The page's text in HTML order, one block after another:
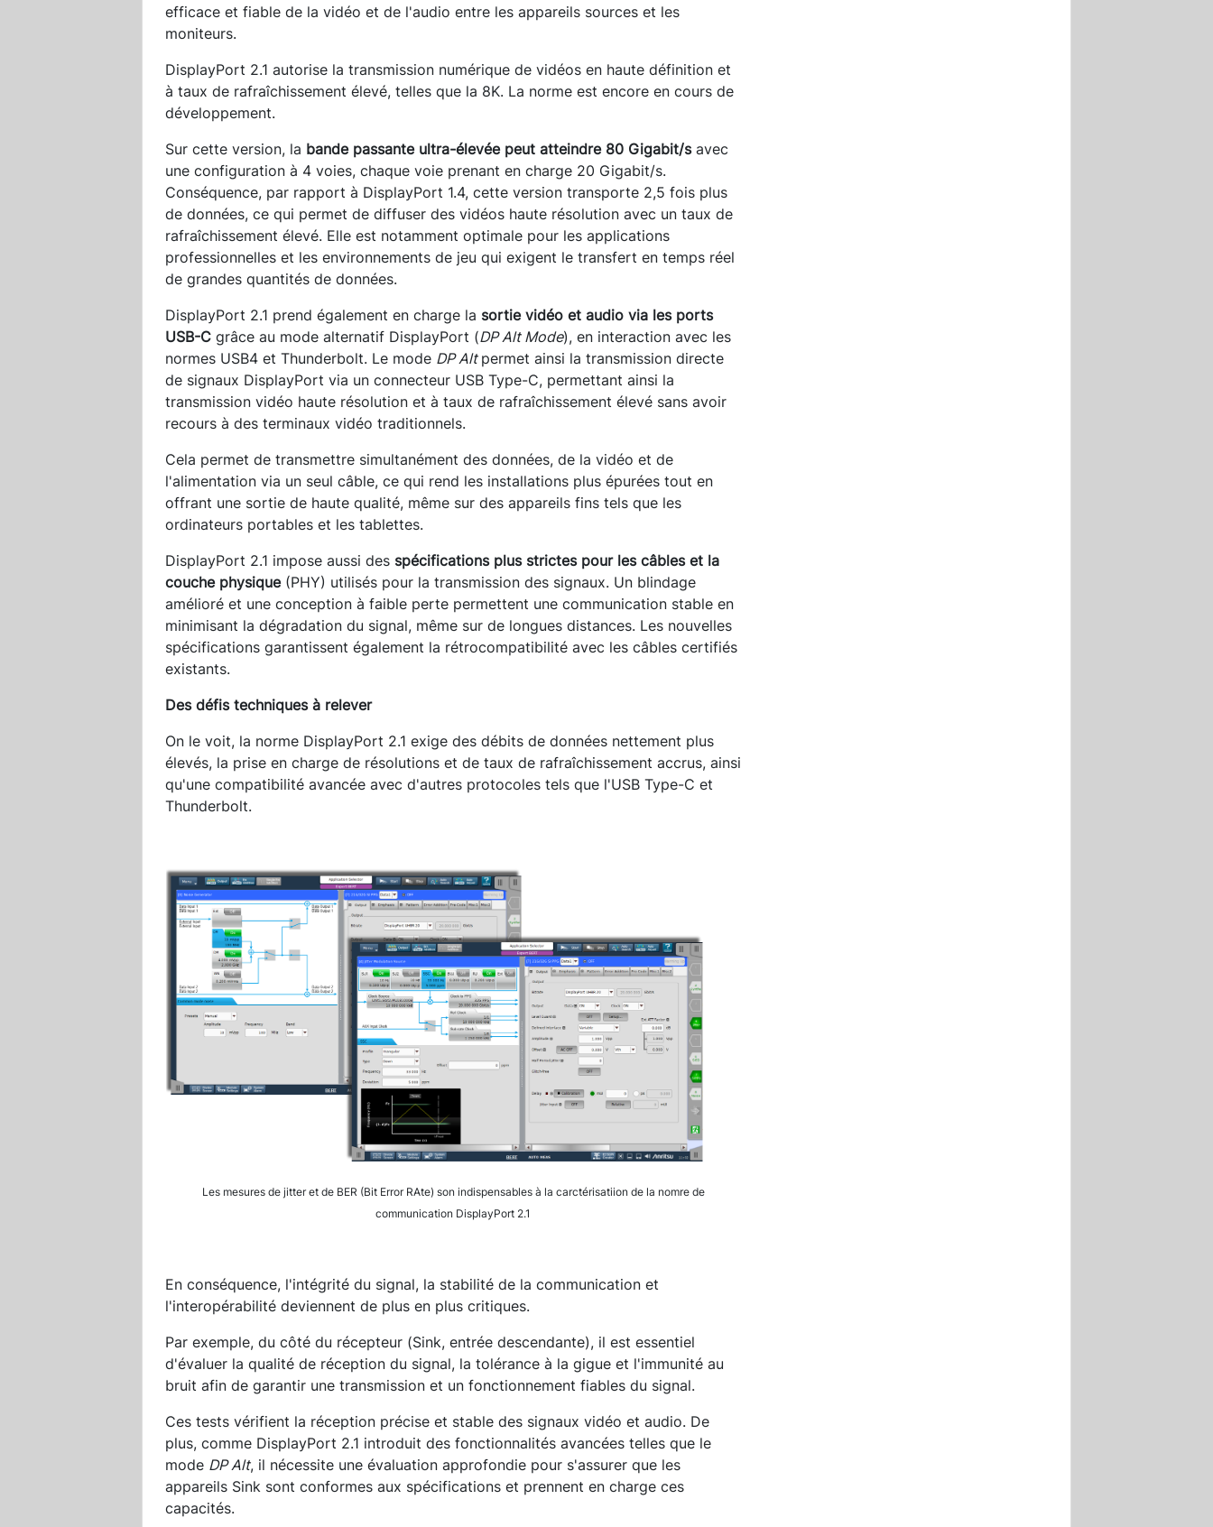
efficace et fiable de la vidéo et de l'audio entre les appareils sources et les
moniteurs.
DisplayPort 2.1 autorise la transmission numérique de vidéos en haute définition et
à taux de rafraîchissement élevé, telles que la 8K. La norme est encore en cours de
développement.
Sur cette version, la bande passante ultra-élevée peut atteindre 80 Gigabit/savec
une configuration à 4 voies, chaque voie prenant en charge 20 Gigabit/s.
Conséquence, par rapport à DisplayPort 1.4, cette version transporte 2,5 fois plus
de données, ce qui permet de diffuser des vidéos haute résolution avec un taux de
rafraîchissement élevé. Elle est notamment optimale pour les applications
professionnelles et les environnements de jeu qui exigent le transfert en temps réel
de grandes quantités de données.
DisplayPort 2.1 prend également en charge la sortie vidéo et audio via les ports
USB-C grâce au mode alternatif DisplayPort (DP Alt Mode), en interaction avec les
normes USB4 et Thunderbolt. Le mode DP Alt permet ainsi la transmission directe
de signaux DisplayPort via un connecteur USB Type-C, permettant ainsi la
transmission vidéo haute résolution et à taux de rafraîchissement élevé sans avoir
recours à des terminaux vidéo traditionnels.
Cela permet de transmettre simultanément des données, de la vidéo et de
l'alimentation via un seul câble, ce qui rend les installations plus épurées tout en
offrant une sortie de haute qualité, même sur des appareils fins tels que les
ordinateurs portables et les tablettes.
DisplayPort 2.1 impose aussi des spécifications plus strictes pour les câbles et la
couche physique(PHY) utilisés pour la transmission des signaux. Un blindage
amélioré et une conception à faible perte permettent une communication stable en
minimisant la dégradation du signal, même sur de longues distances. Les nouvelles
spécifications garantissent également la rétrocompatibilité avec les câbles certifiés
existants.
Des défis techniques à relever
On le voit, la norme DisplayPort 2.1 exige des débits de données nettement plus
élevés, la prise en charge de résolutions et de taux de rafraîchissement accrus, ainsi
qu'une compatibilité avancée avec d'autres protocoles tels que l'USB Type-C et
Thunderbolt.
Les mesures de jitter et de BER (Bit Error RAte) son indispensables à la carctérisatiion de la nomre de
communication DisplayPort 2.1
En conséquence, l'intégrité du signal, la stabilité de la communication et
l'interopérabilité deviennent de plus en plus critiques.
Par exemple, du côté du récepteur (Sink, entrée descendante), il est essentiel
d'évaluer la qualité de réception du signal, la tolérance à la gigue et l'immunité au
bruit afin de garantir une transmission et un fonctionnement fiables du signal.
Ces tests vérifient la réception précise et stable des signaux vidéo et audio. De
plus, comme DisplayPort 2.1 introduit des fonctionnalités avancées telles que le
mode DP Alt, il nécessite une évaluation approfondie pour s'assurer que les
appareils Sink sont conformes aux spécifications et prennent en charge ces
capacités.